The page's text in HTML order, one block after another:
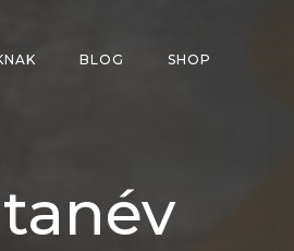
BLOG SHOP